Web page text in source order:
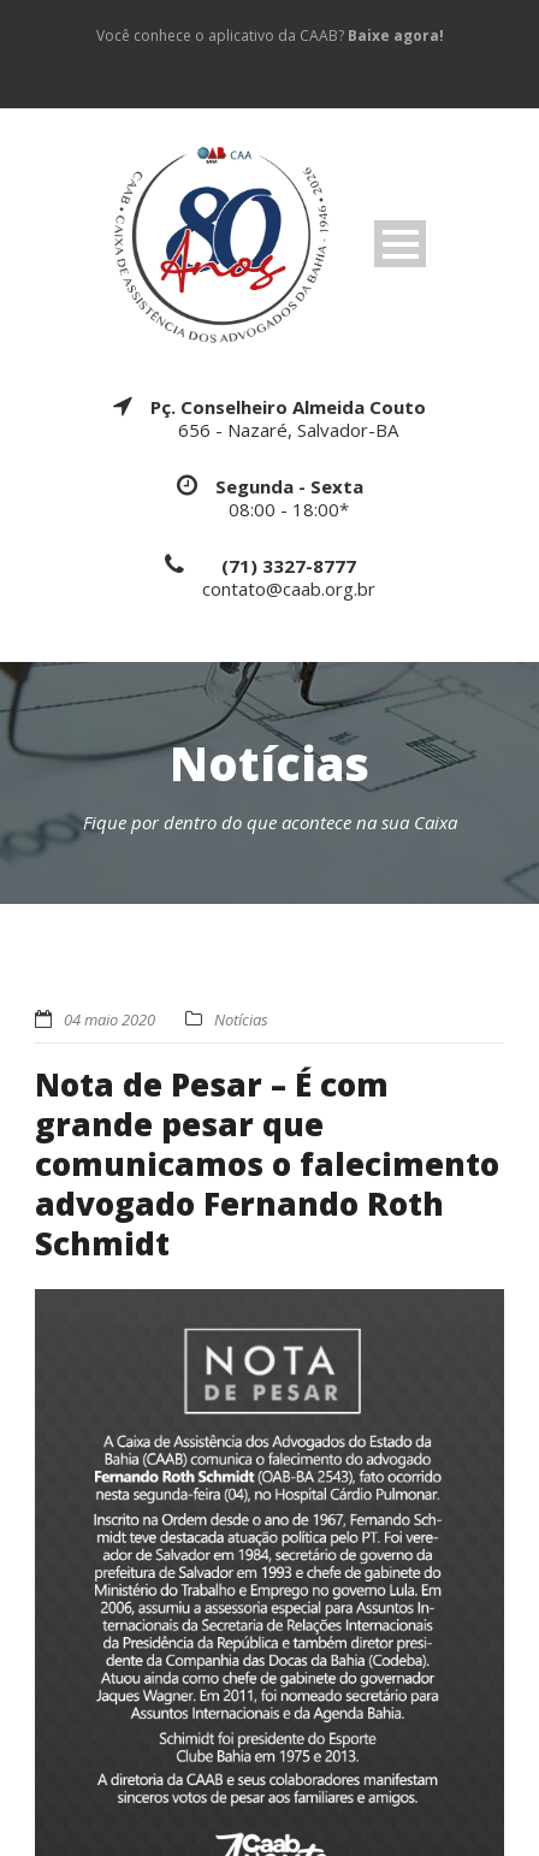
Você conhece o aplicativo da CAAB? Baixe agora!
Pç. Conselheiro Almeida Couto
656 - Nazaré, Salvador-BA
Segunda - Sexta
08:00 - 18:00*
(71) 3327-8777
contato@caab.org.br
Notícias
Fique por dentro do que acontece na sua Caixa
04 maio 2020 Notícias
Nota de Pesar – É com
grande pesar que
comunicamos o falecimento
advogado Fernando Roth
Schmidt